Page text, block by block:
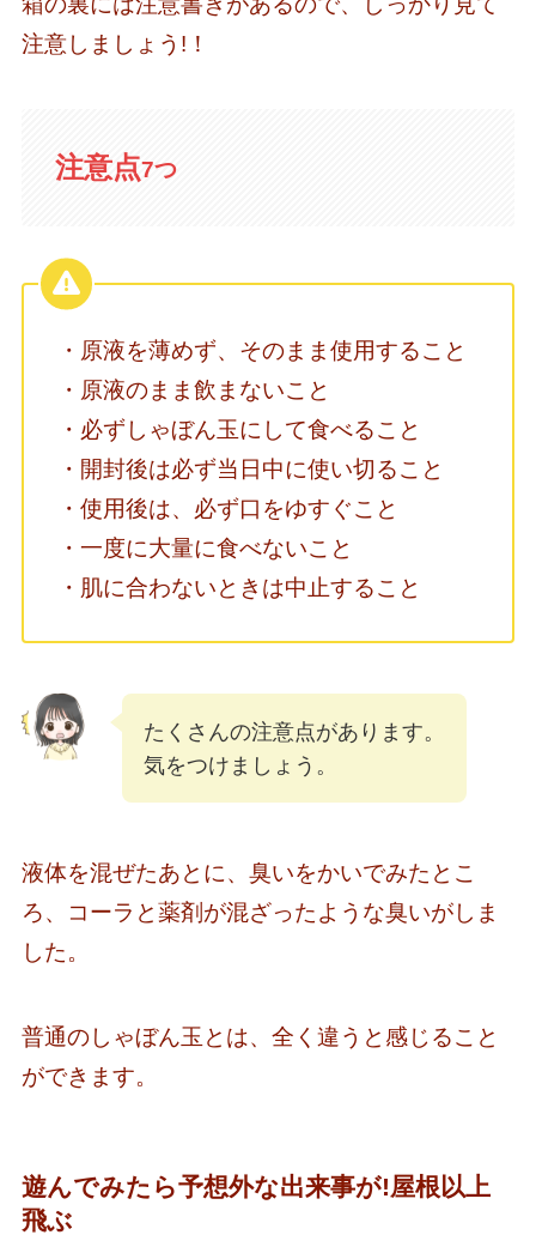
注意しましょう!！
注意点7つ
・原液を薄めず、そのまま使用すること
・原液のまま飲まないこと
・必ずしゃぼん玉にして食べること
・開封後は必ず当日中に使い切ること
・使用後は、必ず口をゆすぐこと
・一度に大量に食べないこと
・肌に合わないときは中止すること
たくさんの注意点があります。
気をつけましょう。
液体を混ぜたあとに、臭いをかいでみたとこ
ろ、コーラと薬剤が混ざったような臭いがしま
した。
普通のしゃぼん玉とは、全く違うと感じること
ができます。
遊んでみたら予想外な出来事が!屋根以上
飛ぶ